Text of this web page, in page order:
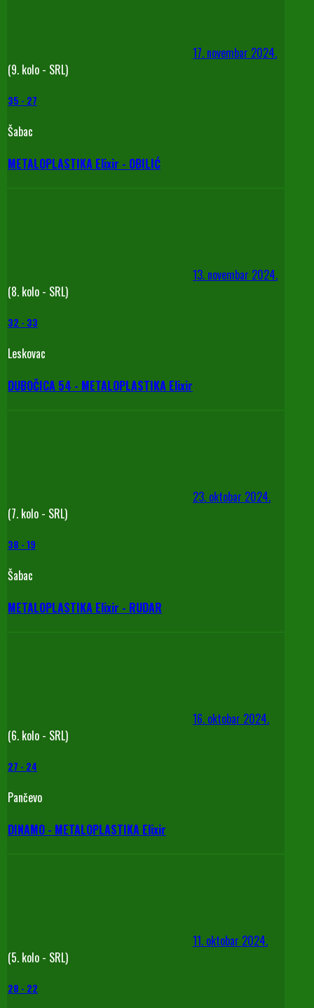
17. novembar 2024.
(9. kolo - SRL)
35 - 27
Šabac
METALOPLASTIKA Elixir - OBILIĆ
13. novembar 2024.
(8. kolo - SRL)
32 - 33
Leskovac
DUBOČICA 54 - METALOPLASTIKA Elixir
23. oktobar 2024.
(7. kolo - SRL)
38 - 19
Šabac
METALOPLASTIKA Elixir - RUDAR
16. oktobar 2024.
(6. kolo - SRL)
27 - 24
Pančevo
DINAMO - METALOPLASTIKA Elixir
11. oktobar 2024.
(5. kolo - SRL)
28 - 22